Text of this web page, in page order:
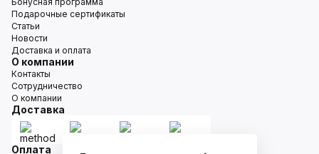
Подарочные сертификаты
Статьи
Новости
Доставка и оплата
О компании
Контакты
Сотрудничество
О компании
Доставка
Оплата